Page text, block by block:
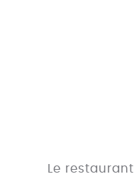
Le restaurant